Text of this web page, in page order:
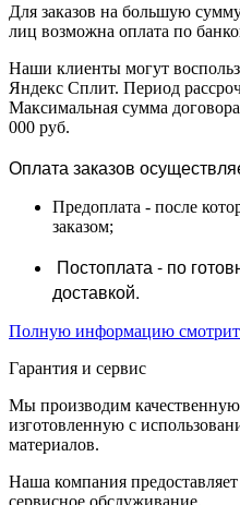
Для заказов на большую
лиц возможна оплата по
Наши клиенты могут
Яндекс Сплит. Период
Максимальная сумма
000 руб.
Оплата заказов
Предоплата - после
заказом;
Постоплата - по
доставкой.
Полную информацию
Гарантия и сервис
Мы производим качественную
изготовленную с
материалов.
Наша компания
сервисное обслуживание.